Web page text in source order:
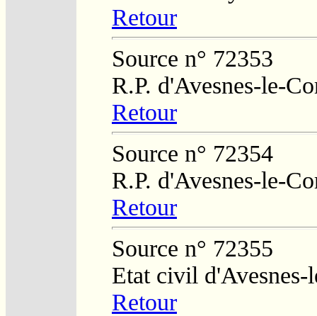
Retour
Source n° 72353
R.P. d'Avesnes-le-
Retour
Source n° 72354
R.P. d'Avesnes-le-
Retour
Source n° 72355
Etat civil d'Avesnes-
Retour